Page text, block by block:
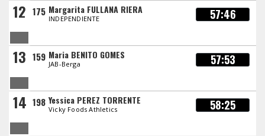
12 175 Margarita FULLANA RIERA
INDEPENDIENTE 57:46
13 159 Maria BENITO GOMES
JAB-Berga 57:53
14 198 Yessica PEREZ TORRENTE
Vicky Foods Athletics 58:25